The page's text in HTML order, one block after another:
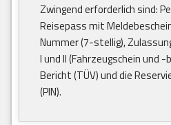
Zwingend erforderlich sind:
Reisepass mit
Nummer (7-stellig),
I und II (Fahrzeugschein und
Bericht (TÜV) und die
(PIN).